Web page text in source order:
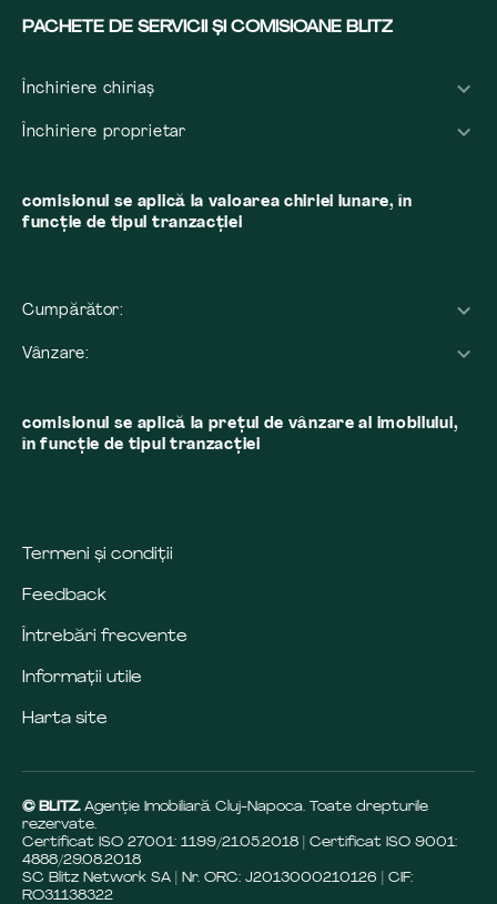
PACHETE DE SERVICII ȘI COMISIOANE BLITZ
Închiriere chiriaș
Închiriere proprietar
comisionul se aplică la valoarea chiriei lunare, în
funcție de tipul tranzacției
Cumpărător:
Vânzare:
comisionul se aplică la preţul de vânzare al imobilului,
în funcţie de tipul tranzacţiei
Termeni și condiții
Feedback
Întrebări frecvente
Informații utile
Harta site
© BLITZ. Agenție Imobiliară Cluj-Napoca. Toate drepturile
rezervate.
Certificat ISO 27001: 1199/21.05.2018 | Certificat ISO 9001:
4888/29.08.2018
SC Blitz Network SA | Nr. ORC: J2013000210126 | CIF:
RO31138322